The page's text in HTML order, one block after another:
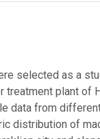
selected as a
plant of
data from
distribution of